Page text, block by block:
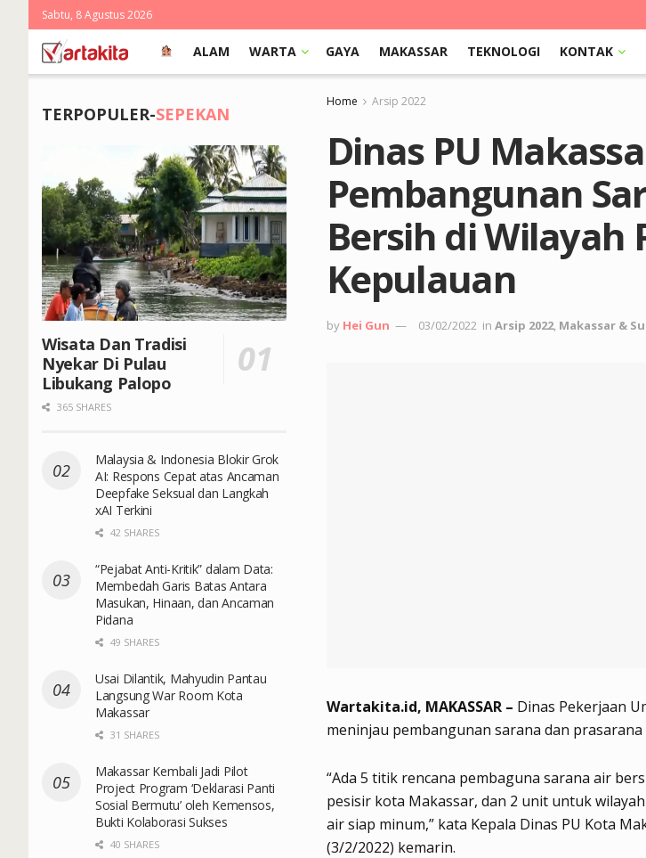
Sabtu, 8 Agustus 2026
ALAM WARTA GAYA MAKASSAR TEKNOLOGI KONTAK
Home Arsip 2022
Dinas PU
Pembangunan
Bersih di Wilayah
Kepulauan
by Hei Gun 03/02/2022 in Arsip 2022, Makassar &
Wartakita.id, MAKASSAR – Dinas Pekerjaan
meninjau pembangunan sarana dan prasarana
“Ada 5 titik rencana pembaguna sarana air
pesisir kota Makassar, dan 2 unit untuk
air siap minum,” kata Kepala Dinas PU Kota
(3/2/2022) kemarin.
TERPOPULER-SEPEKAN
Wisata Dan Tradisi
Nyekar Di Pulau
Libukang Palopo
365 SHARES
Malaysia & Indonesia Blokir Grok
AI: Respons Cepat atas Ancaman
Deepfake Seksual dan Langkah
xAI Terkini
42 SHARES
“Pejabat Anti-Kritik” dalam Data:
Membedah Garis Batas Antara
Masukan, Hinaan, dan Ancaman
Pidana
49 SHARES
Usai Dilantik, Mahyudin Pantau
Langsung War Room Kota
Makassar
31 SHARES
Makassar Kembali Jadi Pilot
Project Program ‘Deklarasi Panti
Sosial Bermutu’ oleh Kemensos,
Bukti Kolaborasi Sukses
40 SHARES